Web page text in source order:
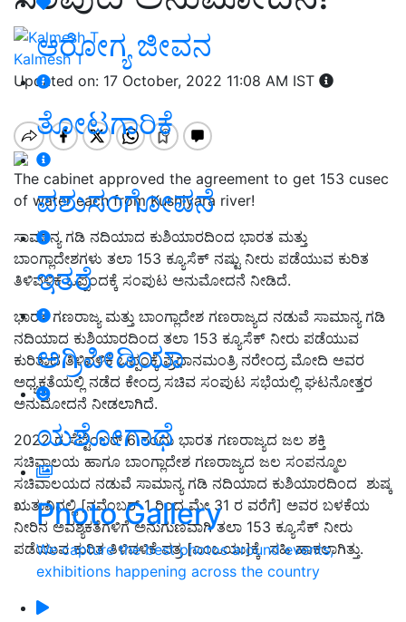
ಆರೋಗ್ಯ ಜೀವನ
ತೋಟಗಾರಿಕೆ
ಪಶುಸಂಗೋಪನೆ
ಇತರೆ
ಅಗ್ರಿಪೀಡಿಯಾ
ಯಶೋಗಾಥೆ
Photo Gallery
We capture the best photos around events,
exhibitions happening across the country
Kalmesh T
Updated on: 17 October, 2022 11:08 AM IST
The cabinet approved the agreement to get 153 cusec
of water each from Kushiyara river!
ಸಾಮಾನ್ಯ ಗಡಿ ನದಿಯಾದ ಕುಶಿಯಾರದಿಂದ ಭಾರತ ಮತ್ತು
ಬಾಂಗ್ಲಾದೇಶಗಳು ತಲಾ 153 ಕ್ಯೂಸೆಕ್ ನಷ್ಟು ನೀರು ಪಡೆಯುವ ಕುರಿತ
ತಿಳಿವಳಿಕೆ ಒಪ್ಪಂದಕ್ಕೆ ಸಂಪುಟ ಅನುಮೋದನೆ ನೀಡಿದೆ.
ಭಾರತ ಗಣರಾಜ್ಯ ಮತ್ತು ಬಾಂಗ್ಲಾದೇಶ ಗಣರಾಜ್ಯದ ನಡುವೆ ಸಾಮಾನ್ಯ ಗಡಿ
ನದಿಯಾದ ಕುಶಿಯಾರದಿಂದ ತಲಾ 153 ಕ್ಯೂಸೆಕ್ ನೀರು ಪಡೆಯುವ
ಕುರಿತಾದ ತಿಳಿವಳಿಕೆ ಒಪ್ಪಂಕ್ಕೆ ಪ್ರಧಾನಮಂತ್ರಿ ನರೇಂದ್ರ ಮೋದಿ ಅವರ
ಅಧ್ಯಕ್ಷತೆಯಲ್ಲಿ ನಡೆದ ಕೇಂದ್ರ ಸಚಿವ ಸಂಪುಟ ಸಭೆಯಲ್ಲಿ ಘಟನೋತ್ತರ
ಅನುಮೋದನೆ ನೀಡಲಾಗಿದೆ.
2022 ರ ಸೆಪ್ಟೆಂಬರ್ 6 ರಂದು ಭಾರತ ಗಣರಾಜ್ಯದ ಜಲ ಶಕ್ತಿ
ಸಚಿವಾಲಯ ಹಾಗೂ ಬಾಂಗ್ಲಾದೇಶ ಗಣರಾಜ್ಯದ ಜಲ ಸಂಪನ್ಮೂಲ
ಸಚಿವಾಲಯದ ನಡುವೆ ಸಾಮಾನ್ಯ ಗಡಿ ನದಿಯಾದ ಕುಶಿಯಾರದಿಂದ ಶುಷ್ಕ
ಋತುವಿನಲ್ಲಿ [ನವೆಂಬರ್ 1 ರಿಂದ ಮೇ 31 ರ ವರೆಗೆ] ಅವರ ಬಳಕೆಯ
ನೀರಿನ ಅವಶ್ಯಕತೆಗಳಿಗೆ ಅನುಗುಣವಾಗಿ ತಲಾ 153 ಕ್ಯೂಸೆಕ್ ನೀರು
ಪಡೆಯುವ ಕುರಿತ ತಿಳಿವಳಿಕೆ ಪತ್ರ [ಎಂಒಯು]ಕ್ಕೆ ಸಹಿ ಹಾಕಲಾಗಿತ್ತು.